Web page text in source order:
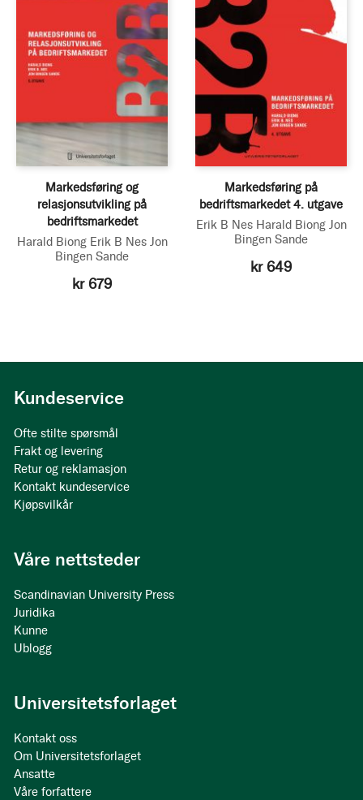
Markedsføring og
relasjonsutvikling på
bedriftsmarkedet
Harald Biong Erik B Nes Jon
Bingen Sande
kr 679
Markedsføring på
bedriftsmarkedet 4. utgave
Erik B Nes Harald Biong Jon
Bingen Sande
kr 649
Kundeservice
Ofte stilte spørsmål
Frakt og levering
Retur og reklamasjon
Kontakt kundeservice
Kjøpsvilkår
Våre nettsteder
Scandinavian University Press
Juridika
Kunne
Ublogg
Universitetsforlaget
Kontakt oss
Om Universitetsforlaget
Ansatte
Våre forfattere